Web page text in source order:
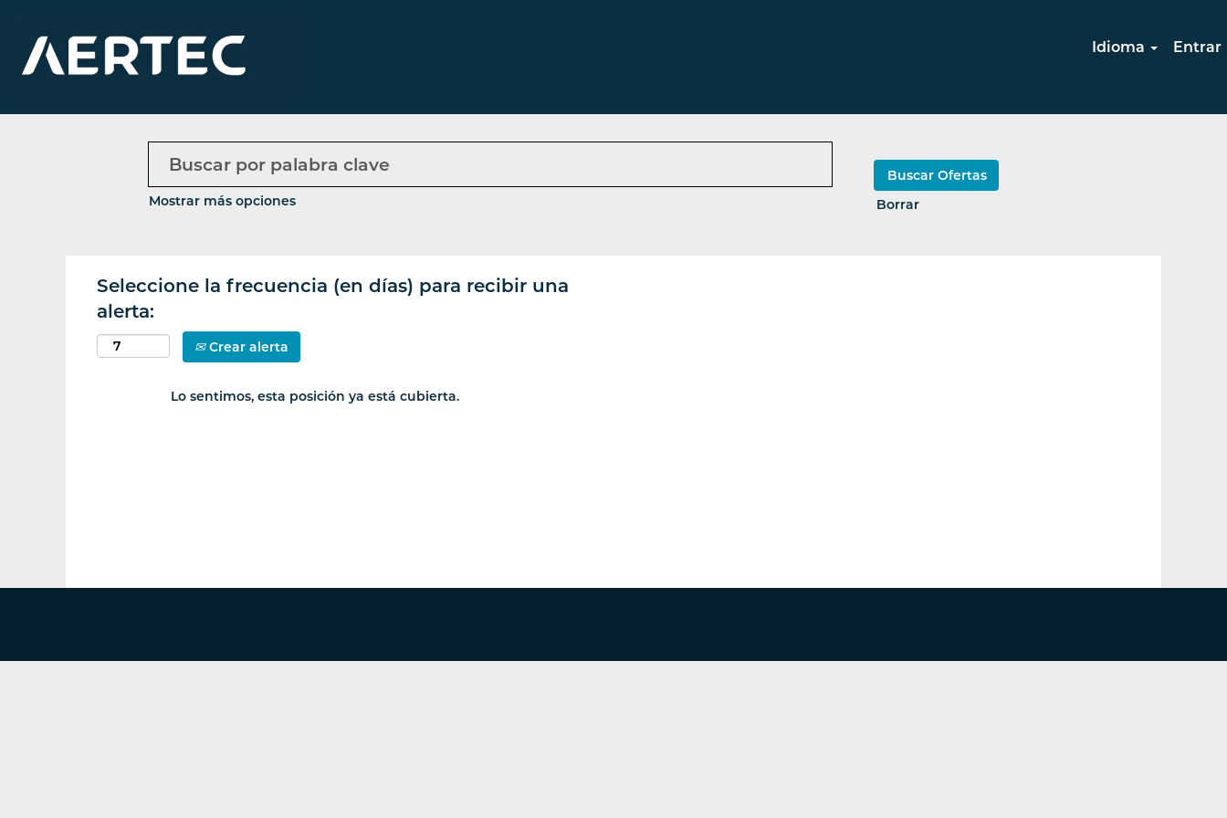
Idioma Entrar
Mostrar más opciones Borrar
Seleccione la frecuencia (en días) para recibir una
alerta:
Crear alerta
Lo sentimos, esta posición ya está cubierta.